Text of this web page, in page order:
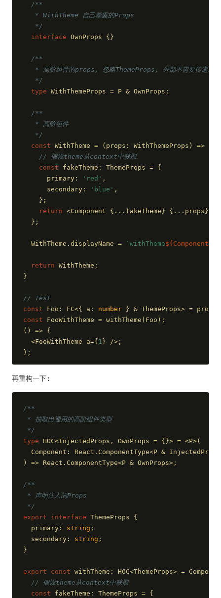
/**
   * WithTheme 自己暴露的Props
   */
interface OwnProps {}
/**
* 高阶组件的props, 忽略ThemeProps, 外部不需要传递这些
   */
type WithThemeProps = P & OwnProps;
/**
   * 高阶组件
   */
const WithTheme = ( props: WithThemeProps ) =>
// 假设theme从context中获取
const fakeTheme: ThemeProps = {
      primary:
'red' ,
      secondary:
'blue' ,
    };
return <Component {...fakeTheme} {...props} /
  };
  WithTheme.displayName =
`withTheme
return WithTheme;
}
// Test
const Foo: FC<{ a: number } & ThemeProps> = props
const FooWithTheme = withTheme(Foo);
() => {
  <FooWithTheme a={
1 } />;
};
再重构一下:
/**
* 抽取出通用的高阶组件类型
*/
type HOC<InjectedProps, OwnProps = {}> = <P>(
Component: React.ComponentType<P &
) => React.ComponentType<P & OwnProps>;
/**
* 声明注入的Props
*/
export
interface ThemeProps {
  primary:
string ;
  secondary:
string ;
}
export const withTheme: HOC<ThemeProps> =
// 假设theme从context中获取
const fakeTheme: ThemeProps = {